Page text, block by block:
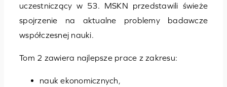
uczestniczący w 53. MSKN przedstawili świeże
spojrzenie na aktualne problemy badawcze
współczesnej nauki.
Tom 2 zawiera najlepsze prace z zakresu:
nauk ekonomicznych,